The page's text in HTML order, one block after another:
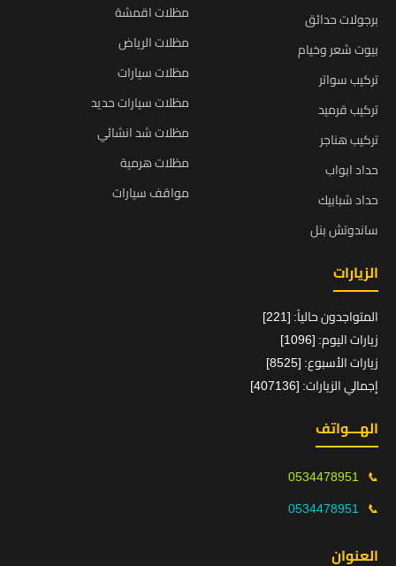
برجولات حدائق
بيوت شعر وخيام
تركيب سواتر
تركيب قرميد
تركيب هناجر
حداد ابواب
حداد شبابيك
ساندوتش بنل
مظلات اقمشة
مظلات الرياض
مظلات سيارات
مظلات سيارات حديد
مظلات شد انشائي
مظلات هرمية
مواقف سيارات
الزيارات
المتواجدون حالياً: [221]
زيارات اليوم: [1096]
زيارات الأسبوع: [8525]
إجمالي الزيارات: [407136]
الهـــواتف
📞
0534478951
📞
0534478951
العنوان